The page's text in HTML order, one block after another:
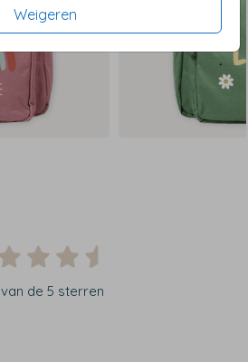
Weigeren
van de 5 sterren